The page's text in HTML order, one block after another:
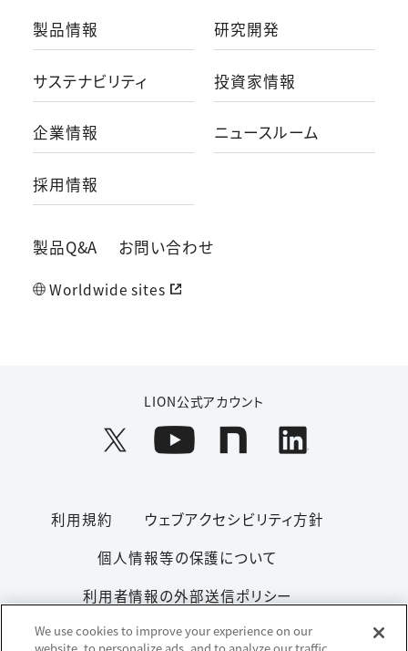
製品情報 研究開発
サステナビリティ 投資家情報
企業情報 ニュースルーム
採用情報
製品Q&A お問い合わせ
Worldwide sites
LION公式アカウント
利用規約
ウェブアクセシビリティ方針
個人情報等の保護について
利用者情報の外部送信ポリシー
ソーシャルメディアポリシー
サイトマップ
We use cookies to improve your experience on our